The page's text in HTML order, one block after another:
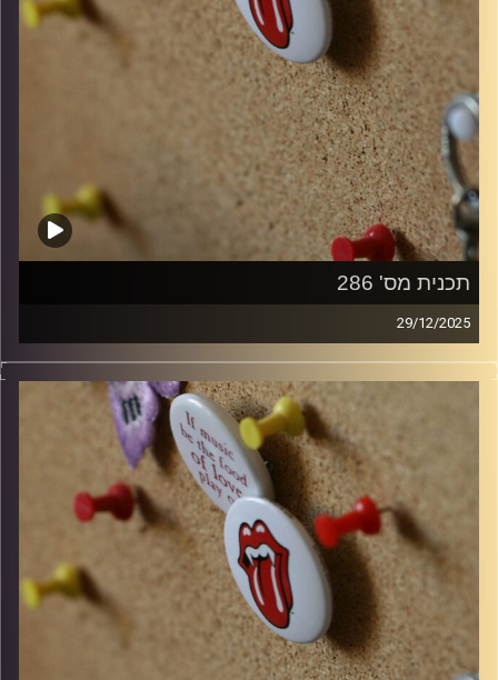
תכנית מס' 286
29/12/2025
קלאסיקות רוק עם אורן הוף
włodi